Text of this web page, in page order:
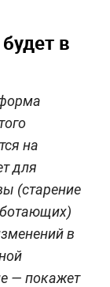
в
на
для
(старение
в
— покажет